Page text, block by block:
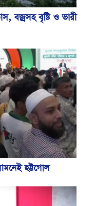
বজ্রসহ বৃষ্টি ও ভারী
হট্টগোল